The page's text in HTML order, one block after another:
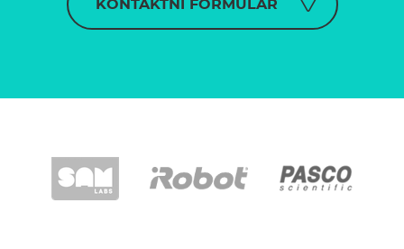
KONTAKTNÍ FORMULÁŘ